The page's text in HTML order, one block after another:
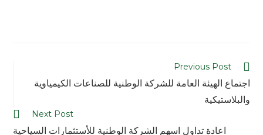
Previous Post
اجتماع الهيئة العامة للشركة الوطنية للصناعات الكيمياوية
والبلاستيكية
Next Post
اعادة تداول اسهم الشركة الوطنية للأستثمارات السياحية